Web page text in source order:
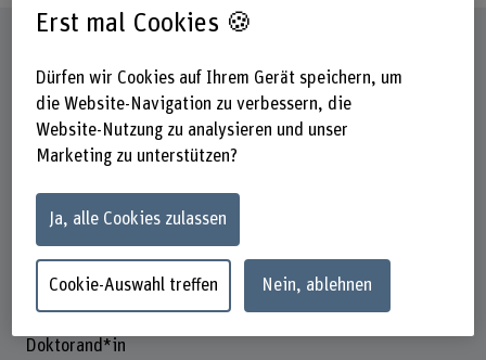
Doktorand*in
Erst mal Cookies 🍪
Dürfen wir Cookies auf Ihrem Gerät speichern, um
die Website-Navigation zu verbessern, die
Website-Nutzung zu analysieren und unser
Marketing zu unterstützen?
Ja, alle Cookies zulassen
Cookie-Auswahl treffen Nein, ablehnen